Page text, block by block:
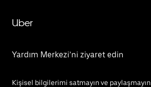
Uber
Yardım Merkezi’ni ziyaret edin
Kişisel bilgilerimi satmayın ve paylaşmayın